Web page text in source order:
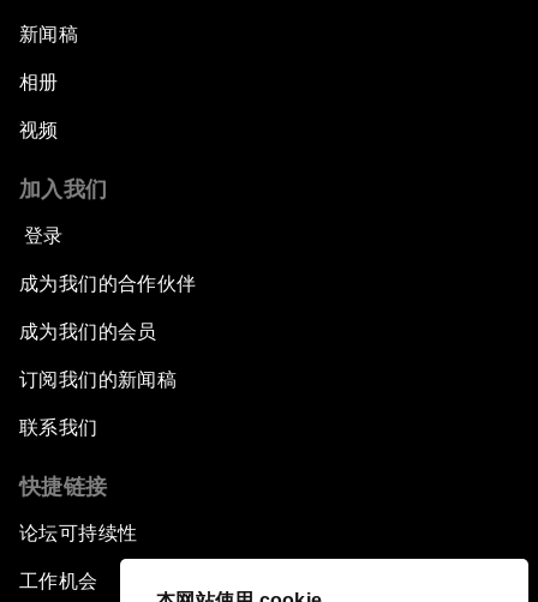
新闻稿
相册
视频
加入我们
登录
成为我们的合作伙伴
成为我们的会员
订阅我们的新闻稿
联系我们
快捷链接
论坛可持续性
工作机会